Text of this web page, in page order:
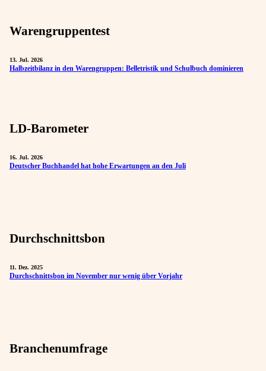
Warengruppentest
13. Jul. 2026
Halbzeitbilanz in den Warengruppen: Belletristik und Schulbuch dominieren
LD-Barometer
16. Jul. 2026
Deutscher Buchhandel hat hohe Erwartungen an den Juli
Durchschnittsbon
11. Dez. 2025
Durchschnittsbon im November nur wenig über Vorjahr
Branchenumfrage